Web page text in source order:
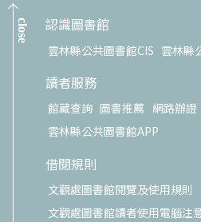
close 認識圖書館
雲林縣公共圖書館CIS 雲林縣
讀者服務
館藏查詢 圖書推薦 網路辦證
雲林縣公共圖書館APP
借閱規則
文觀處圖書館閱覽及使用規則
文觀處圖書館讀者使用電腦注